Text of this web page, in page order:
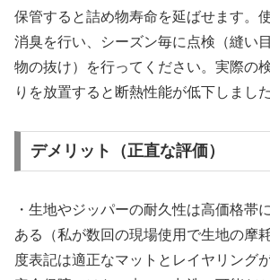
保管すると詰め物寿命を延ばせます。
消臭を行い、シーズン毎に点検（縫い
物の抜け）を行ってください。実際の
りを放置すると断熱性能が低下しました
デメリット（正直な評価）
・生地やジッパーの耐久性は高価格帯
ある（私が数回の現場使用で生地の摩
度表記は適正なマットとレイヤリング